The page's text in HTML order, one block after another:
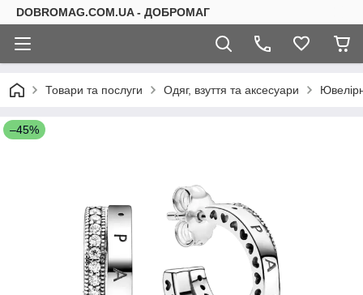
DOBROMAG.COM.UA - ДОБРОМАГ
Товари та послуги Одяг, взуття та аксесуари
–45%